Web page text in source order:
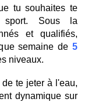
tu souhaites te
sport. Sous la
et qualifiés,
semaine de 5
niveaux.
de te jeter à l'eau,
dynamique sur